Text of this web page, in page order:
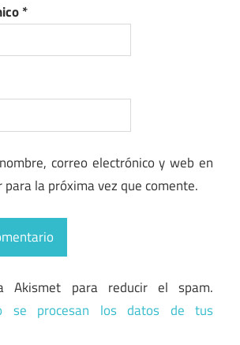
*
correo electrónico y web en
la próxima vez que comente.
Akismet para reducir el spam.
se procesan los datos de tus